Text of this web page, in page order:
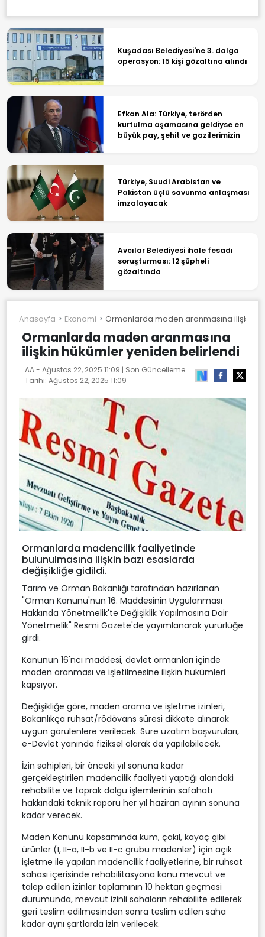
Kuşadası Belediyesi'ne 3. dalga
operasyon: 15 kişi gözaltına alındı
Efkan Ala: Türkiye, terörden
kurtulma aşamasına geldiyse en
büyük pay, şehit ve gazilerimizin
Türkiye, Suudi Arabistan ve
Pakistan üçlü savunma anlaşması
imzalayacak
Avcılar Belediyesi ihale fesadı
soruşturması: 12 şüpheli
gözaltında
Anasayfa Ekonomi Ormanlarda maden aranmasına ilişkin
Ormanlarda maden aranmasına
ilişkin hükümler yeniden belirlendi
AA - Ağustos 22, 2025 11:09 | Son Güncelleme
Tarihi: Ağustos 22, 2025 11:09
Ormanlarda madencilik faaliyetinde
bulunulmasına ilişkin bazı esaslarda
değişikliğe gidildi.
Tarım ve Orman Bakanlığı tarafından hazırlanan
"Orman Kanunu'nun 16. Maddesinin Uygulanması
Hakkında Yönetmelik'te Değişiklik Yapılmasına Dair
Yönetmelik" Resmi Gazete'de yayımlanarak yürürlüğe
girdi.
Kanunun 16'ncı maddesi, devlet ormanları içinde
maden aranması ve işletilmesine ilişkin hükümleri
kapsıyor.
Değişikliğe göre, maden arama ve işletme izinleri,
Bakanlıkça ruhsat/rödövans süresi dikkate alınarak
uygun görülenlere verilecek. Süre uzatım başvuruları,
e-Devlet yanında fiziksel olarak da yapılabilecek.
İzin sahipleri, bir önceki yıl sonuna kadar
gerçekleştirilen madencilik faaliyeti yaptığı alandaki
rehabilite ve toprak dolgu işlemlerinin safahatı
hakkındaki teknik raporu her yıl haziran ayının sonuna
kadar verecek.
Maden Kanunu kapsamında kum, çakıl, kayaç gibi
ürünler (I, II-a, II-b ve II-c grubu madenler) için açık
işletme ile yapılan madencilik faaliyetlerine, bir ruhsat
sahası içerisinde rehabilitasyona konu mevcut ve
talep edilen izinler toplamının 10 hektarı geçmesi
durumunda, mevcut izinli sahaların rehabilite edilerek
geri teslim edilmesinden sonra teslim edilen saha
kadar aynı şartlarda izin verilecek.